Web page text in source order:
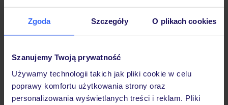
Zgoda Szczegóły O plikach cookies
Szanujemy Twoją prywatność
Używamy technologii takich jak pliki cookie w celu
poprawy komfortu użytkowania strony oraz
personalizowania wyświetlanych treści i reklam. Pliki
Hotel
Pokoje